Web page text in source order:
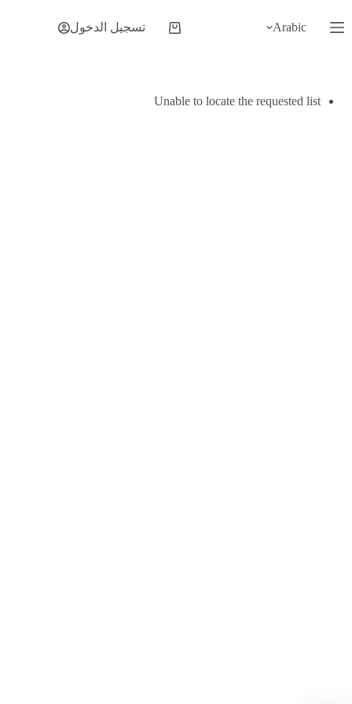
إلى
المحتوى
Arabic
عربة
تسجيل الدخول
Unable to locate the requested list